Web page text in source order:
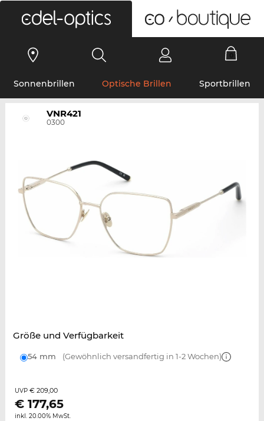
Sonnenbrillen Optische Brillen Sportbrillen
VNR421
0300
Größe und Verfügbarkeit
54 mm (Gewöhnlich versandfertig in 1-2 Wochen)
UVP € 209,00
€ 177,65
inkl. 20.00% MwSt.